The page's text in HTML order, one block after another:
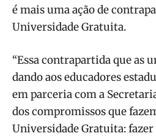
é mais uma ação de
Universidade Gratuita.
“Essa contrapartida que as
dando aos educadores
em parceria com a
dos compromissos que
Universidade Gratuita: fazer